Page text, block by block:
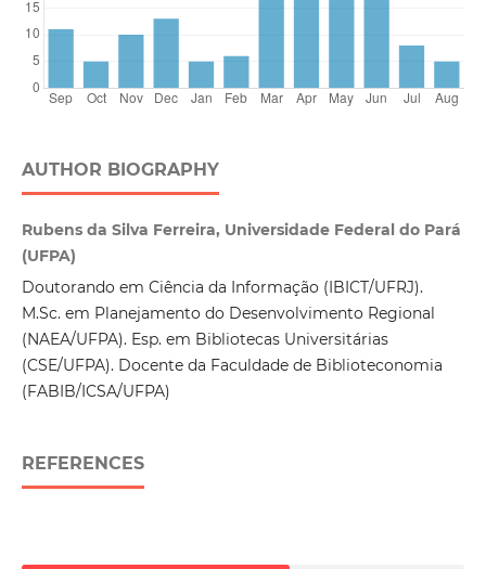
AUTHOR BIOGRAPHY
Rubens da Silva Ferreira, Universidade Federal do Pará
(UFPA)
Doutorando em Ciência da Informação (IBICT/UFRJ).
M.Sc. em Planejamento do Desenvolvimento Regional
(NAEA/UFPA). Esp. em Bibliotecas Universitárias
(CSE/UFPA). Docente da Faculdade de Biblioteconomia
(FABIB/ICSA/UFPA)
REFERENCES